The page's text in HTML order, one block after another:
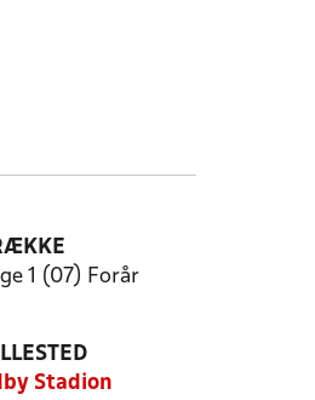
1 (07) Forår
Stadion